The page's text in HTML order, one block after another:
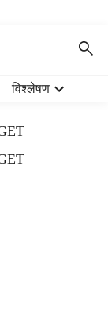
विश्लेषण